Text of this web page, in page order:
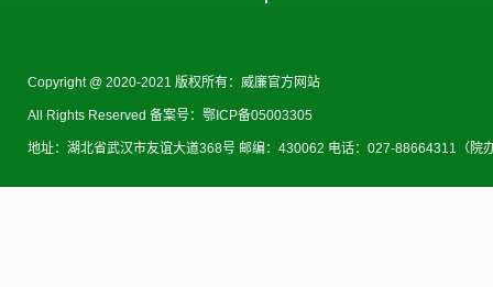
Copyright @ 2020-2021 版权所有：威廉官方网站
All Rights Reserved 备案号：鄂ICP备05003305
地址：湖北省武汉市友谊大道368号 邮编：430062 电话：027-88664311（